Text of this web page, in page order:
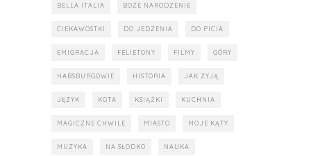
BELLA ITALIA BOŻE NARODZENIE
CIEKAWOSTKI DO JEDZENIA DO PICIA
EMIGRACJA FELIETONY FILMY GÓRY
HABSBURGOWIE HISTORIA JAK ŻYJĄ
JĘZYK KOTA KSIĄŻKI KUCHNIA
MAGICZNE CHWILE MIASTO MOJE KĄTY
MUZYKA NA SŁODKO NAUKA